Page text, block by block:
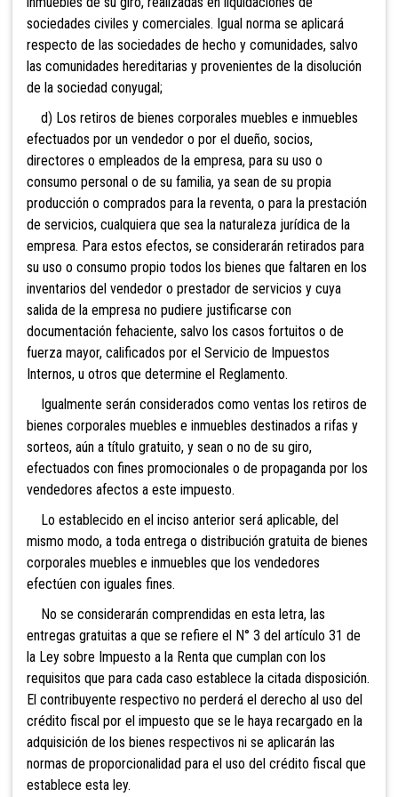
sociedades civiles y comerciales. Igual norma se aplicará
respecto de las sociedades de hecho y comunidades, salvo
las comunidades hereditarias y provenientes de la disolución
de la sociedad conyugal;
d) Los retiros de bienes corporales muebles e inmuebles
efectuados por un vendedor o por el dueño, socios,
directores o empleados de la empresa, para su uso o
consumo personal o de su familia, ya sean de su propia
producción o comprados para la reventa, o para la prestación
de servicios, cualquiera que sea la naturaleza jurídica de la
empresa. Para estos efectos, se considerarán retirados para
su uso o consumo propio todos los bienes que faltaren en los
inventarios del vendedor o prestador de servicios y cuya
salida de la empresa no pudiere justificarse con
documentación fehaciente, salvo los casos fortuitos o de
fuerza mayor, calificados por el Servicio de Impuestos
Internos, u otros que determine el Reglamento.
Igualmente serán considerados como ventas los retiros de
bienes corporales muebles e inmuebles destinados a rifas y
sorteos, aún a título gratuito, y sean o no de su giro,
efectuados con fines promocionales o de propaganda por los
vendedores afectos a este impuesto.
Lo establecido en el inciso anterior será aplicable, del
mismo modo, a toda entrega o distribución gratuita de bienes
corporales muebles e inmuebles que los vendedores
efectúen con iguales fines.
No se considerarán comprendidas en esta letra, las
entregas gratuitas a que se refiere el N° 3 del artículo 31 de
la Ley sobre Impuesto a la Renta que cumplan con los
requisitos que para cada caso establece la citada disposición.
El contribuyente respectivo no perderá el derecho al uso del
crédito fiscal por el impuesto que se le haya recargado en la
adquisición de los bienes respectivos ni se aplicarán las
normas de proporcionalidad para el uso del crédito fiscal que
establece esta ley.